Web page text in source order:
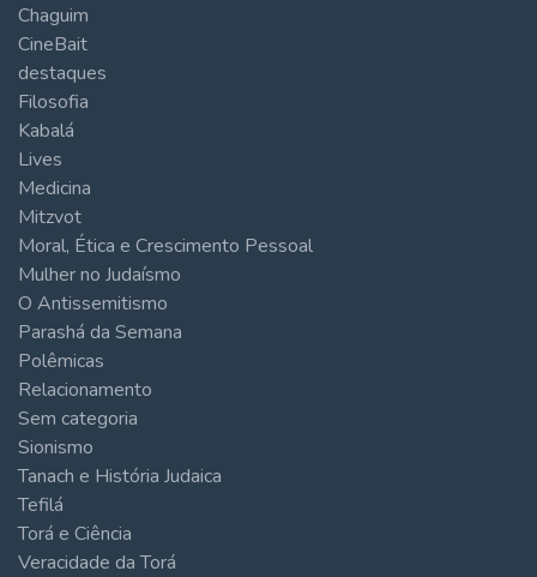
Chaguim
CineBait
destaques
Filosofia
Kabalá
Lives
Medicina
Mitzvot
Moral, Ética e Crescimento Pessoal
Mulher no Judaísmo
O Antissemitismo
Parashá da Semana
Polêmicas
Relacionamento
Sem categoria
Sionismo
Tanach e História Judaica
Tefilá
Torá e Ciência
Veracidade da Torá